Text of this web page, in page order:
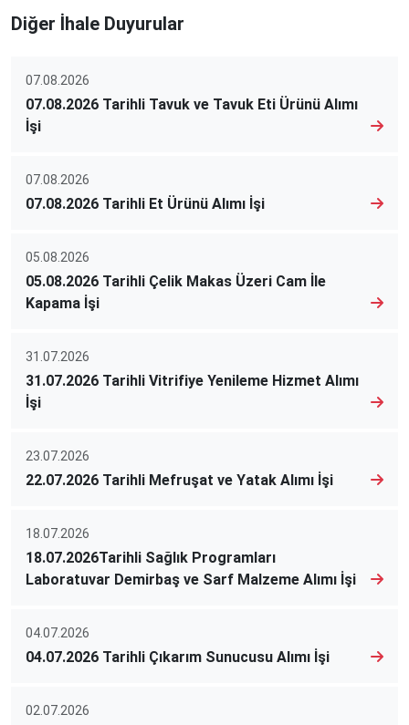
Diğer İhale Duyurular
07.08.2026
07.08.2026 Tarihli Tavuk ve Tavuk Eti Ürünü Alımı
İşi
07.08.2026
07.08.2026 Tarihli Et Ürünü Alımı İşi
05.08.2026
05.08.2026 Tarihli Çelik Makas Üzeri Cam İle
Kapama İşi
31.07.2026
31.07.2026 Tarihli Vitrifiye Yenileme Hizmet Alımı
İşi
23.07.2026
22.07.2026 Tarihli Mefruşat ve Yatak Alımı İşi
18.07.2026
18.07.2026Tarihli Sağlık Programları
Laboratuvar Demirbaş ve Sarf Malzeme Alımı İşi
04.07.2026
04.07.2026 Tarihli Çıkarım Sunucusu Alımı İşi
02.07.2026